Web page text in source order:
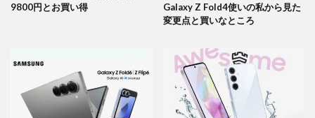
9800円とお買い得
Galaxy Z Fold4使いの私から見た
変更点と買いなところ